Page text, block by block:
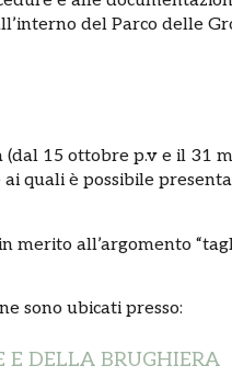
del Parco delle
(dal 15 ottobre p.v e il 31
quali è possibile
all’argomento
sono ubicati presso:
E DELLA BRUGHIERA